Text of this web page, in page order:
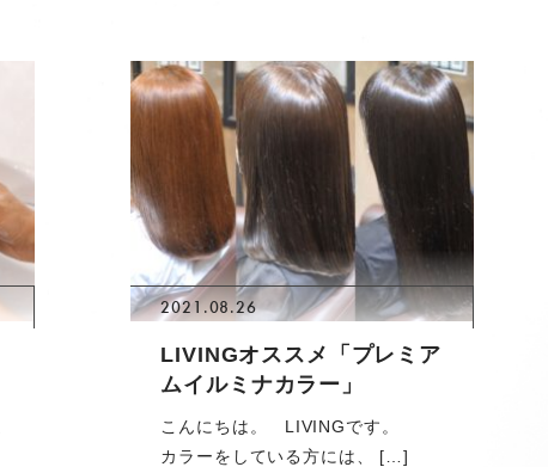
2021.08.26
LIVINGオススメ「プレミア
ムイルミナカラー」
こんにちは。 LIVINGです。
カラーをしている方には、 […]